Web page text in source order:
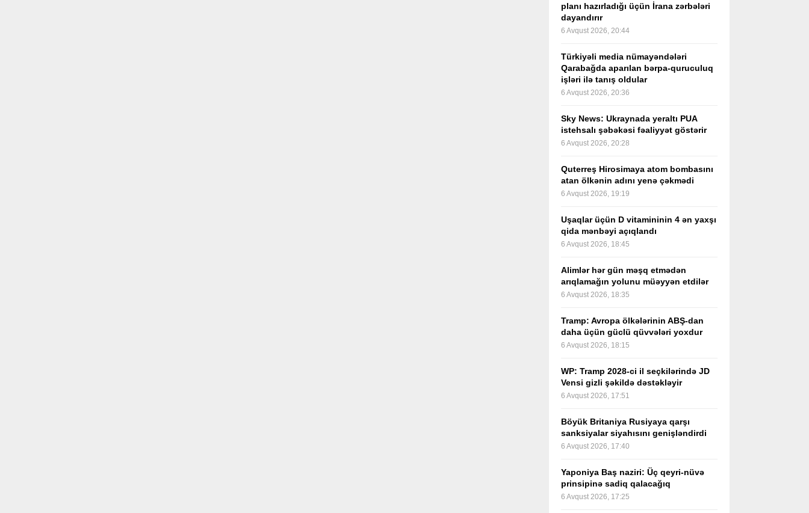
planı hazırladığı üçün İrana zərbələri
dayandırır
6 Avqust 2026, 20:44
Türkiyəli media nümayəndələri
Qarabağda aparılan bərpa-quruculuq
işləri ilə tanış oldular
6 Avqust 2026, 20:36
Sky News: Ukraynada yeraltı PUA
istehsalı şəbəkəsi fəaliyyət göstərir
6 Avqust 2026, 20:28
Quterreş Hirosimaya atom bombasını
atan ölkənin adını yenə çəkmədi
6 Avqust 2026, 19:19
Uşaqlar üçün D vitamininin 4 ən yaxşı
qida mənbəyi açıqlandı
6 Avqust 2026, 18:45
Alimlər hər gün məşq etmədən
arıqlamağın yolunu müəyyən etdilər
6 Avqust 2026, 18:35
Tramp: Avropa ölkələrinin ABŞ-dan
daha üçün güclü qüvvələri yoxdur
6 Avqust 2026, 18:15
WP: Tramp 2028-ci il seçkilərində JD
Vensi gizli şəkildə dəstəkləyir
6 Avqust 2026, 17:51
Böyük Britaniya Rusiyaya qarşı
sanksiyalar siyahısını genişləndirdi
6 Avqust 2026, 17:40
Yaponiya Baş naziri: Üç qeyri-nüvə
prinsipinə sadiq qalacağıq
6 Avqust 2026, 17:25